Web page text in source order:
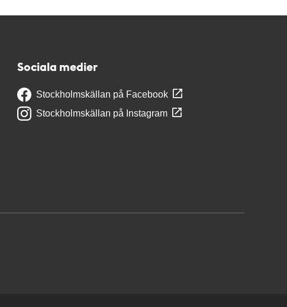
Sociala medier
Stockholmskällan på Facebook
Stockholmskällan på Instagram